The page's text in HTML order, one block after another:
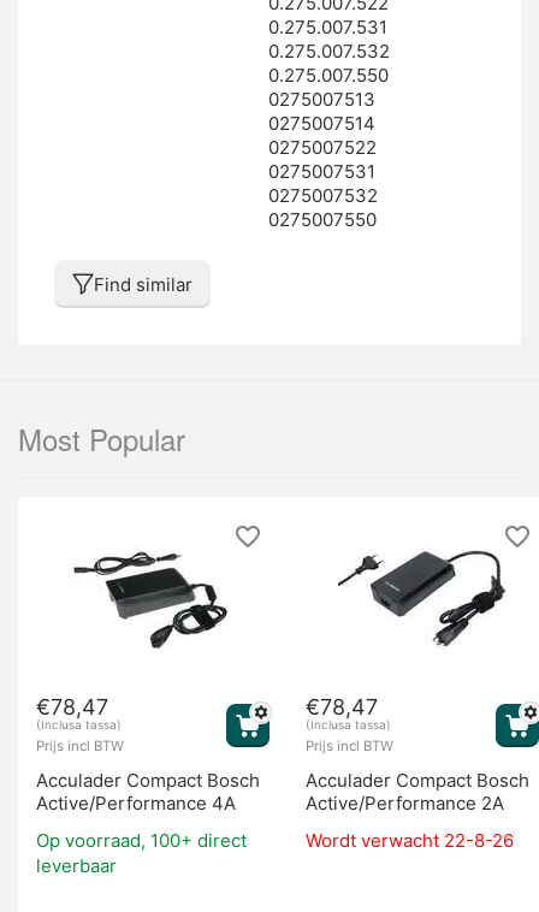
0.275.007.531
0.275.007.532
0.275.007.550
0275007513
0275007514
0275007522
0275007531
0275007532
0275007550
Find similar
Most Popular
€78,47
(Inclusa tassa)
Prijs incl BTW
Acculader Compact Bosch
Active/Performance 4A
Op voorraad, 100+ direct
leverbaar
€78,47
(Inclusa tassa)
Prijs incl BTW
Acculader Compact Bosch
Active/Performance 2A
Wordt verwacht 22-8-26